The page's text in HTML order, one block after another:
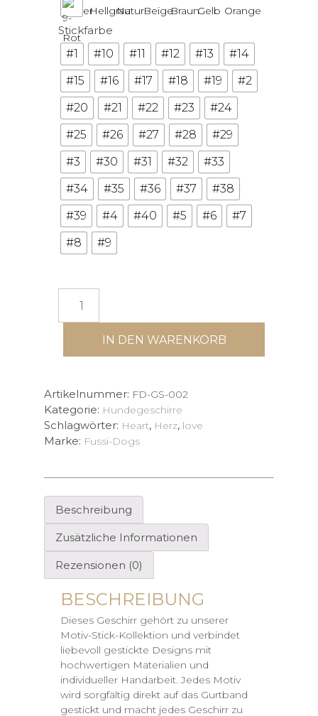
Stickfarbe
#1
#10 #11 #12 #13
#14
#15
#16 #17 #18 #19
#2
#20
#21 #22 #23
#24
#25
#26 #27 #28
#29
#3
#30 #31 #32
#33
#34
#35 #36 #37
#38
#39
#4 #40 #5 #6
#7
#8
#9
„Heart“
Menge
IN DEN WARENKORB
Artikelnummer: FD-GS-002
Kategorie: Hundegeschirre
Schlagwörter: Heart, Herz, love
Marke: Fussi-Dogs
Beschreibung
Zusätzliche Informationen
Rezensionen (0)
BESCHREIBUNG
Dieses Geschirr gehört zu unserer
Motiv-Stick-Kollektion und verbindet
liebevoll gestickte Designs mit
hochwertigen Materialien und
individueller Handarbeit. Jedes Motiv
wird sorgfältig direkt auf das Gurtband
gestickt und macht jedes Geschirr zu